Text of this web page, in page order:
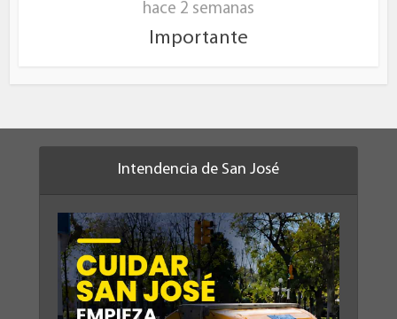
hace 2 semanas
Importante
Intendencia de San José